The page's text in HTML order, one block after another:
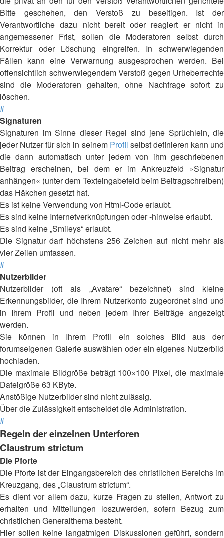
Bitte geschehen, den Verstoß zu beseitigen. Ist der
Verantwortliche dazu nicht bereit oder reagiert er nicht in
angemessener Frist, sollen die Moderatoren selbst durch
Korrektur oder Löschung eingreifen. In schwerwiegenden
Fällen kann eine Verwarnung ausgesprochen werden. Bei
offensichtlich schwerwiegendem Verstoß gegen Urheberrechte
sind die Moderatoren gehalten, ohne Nachfrage sofort zu
löschen.
#
Signaturen
Signaturen im Sinne dieser Regel sind jene Sprüchlein, die
jeder Nutzer für sich in seinem Profil selbst definieren kann und
die dann automatisch unter jedem von ihm geschriebenen
Beitrag erscheinen, bei dem er im Ankreuzfeld »Signatur
anhängen« (unter dem Texteingabefeld beim Beitragschreiben)
das Häkchen gesetzt hat.
Es ist keine Verwendung von Html-Code erlaubt.
Es sind keine Internetverknüpfungen oder -hinweise erlaubt.
Es sind keine „Smileys“ erlaubt.
Die Signatur darf höchstens 256 Zeichen auf nicht mehr als
vier Zeilen umfassen.
#
Nutzerbilder
Nutzerbilder (oft als „Avatare“ bezeichnet) sind kleine
Erkennungsbilder, die Ihrem Nutzerkonto zugeordnet sind und
in Ihrem Profil und neben jedem Ihrer Beiträge angezeigt
werden.
Sie können in Ihrem Profil ein solches Bild aus der
forumseigenen Galerie auswählen oder ein eigenes Nutzerbild
hochladen.
Die maximale Bildgröße beträgt 100×100 Pixel, die maximale
Dateigröße 63 KByte.
Anstößige Nutzerbilder sind nicht zulässig.
Über die Zulässigkeit entscheidet die Administration.
#
Regeln der einzelnen Unterforen
Claustrum strictum
Die Pforte
Die Pforte ist der Eingangsbereich des christlichen Bereichs im
Kreuzgang, des „Claustrum strictum“.
Es dient vor allem dazu, kurze Fragen zu stellen, Antwort zu
erhalten und Mitteilungen loszuwerden, sofern Bezug zum
christlichen Generalthema besteht.
Hier sollen keine langatmigen Diskussionen geführt, sondern